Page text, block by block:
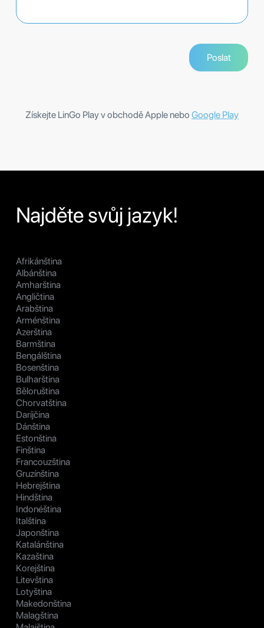
Získejte LinGo Play v obchodě Apple nebo Google Play
Najděte svůj jazyk!
Afrikánština
Albánština
Amharština
Angličtina
Arabština
Arménština
Azerština
Barmština
Bengálština
Bosenština
Bulharština
Běloruština
Chorvatština
Daríjčina
Dánština
Estonština
Finština
Francouzština
Gruzínština
Hebrejština
Hindština
Indonéština
Italština
Japonština
Katalánština
Kazaština
Korejština
Litevština
Lotyština
Makedonština
Malagština